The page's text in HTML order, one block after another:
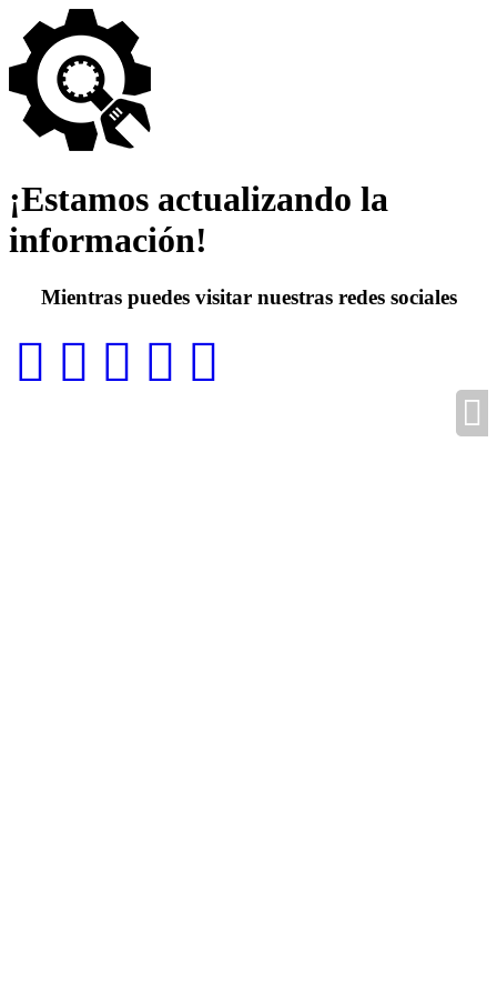
¡Estamos actualizando la
información!
Mientras puedes visitar nuestras redes sociales